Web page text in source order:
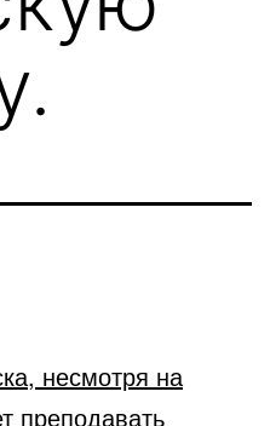
несмотря на
преподавать